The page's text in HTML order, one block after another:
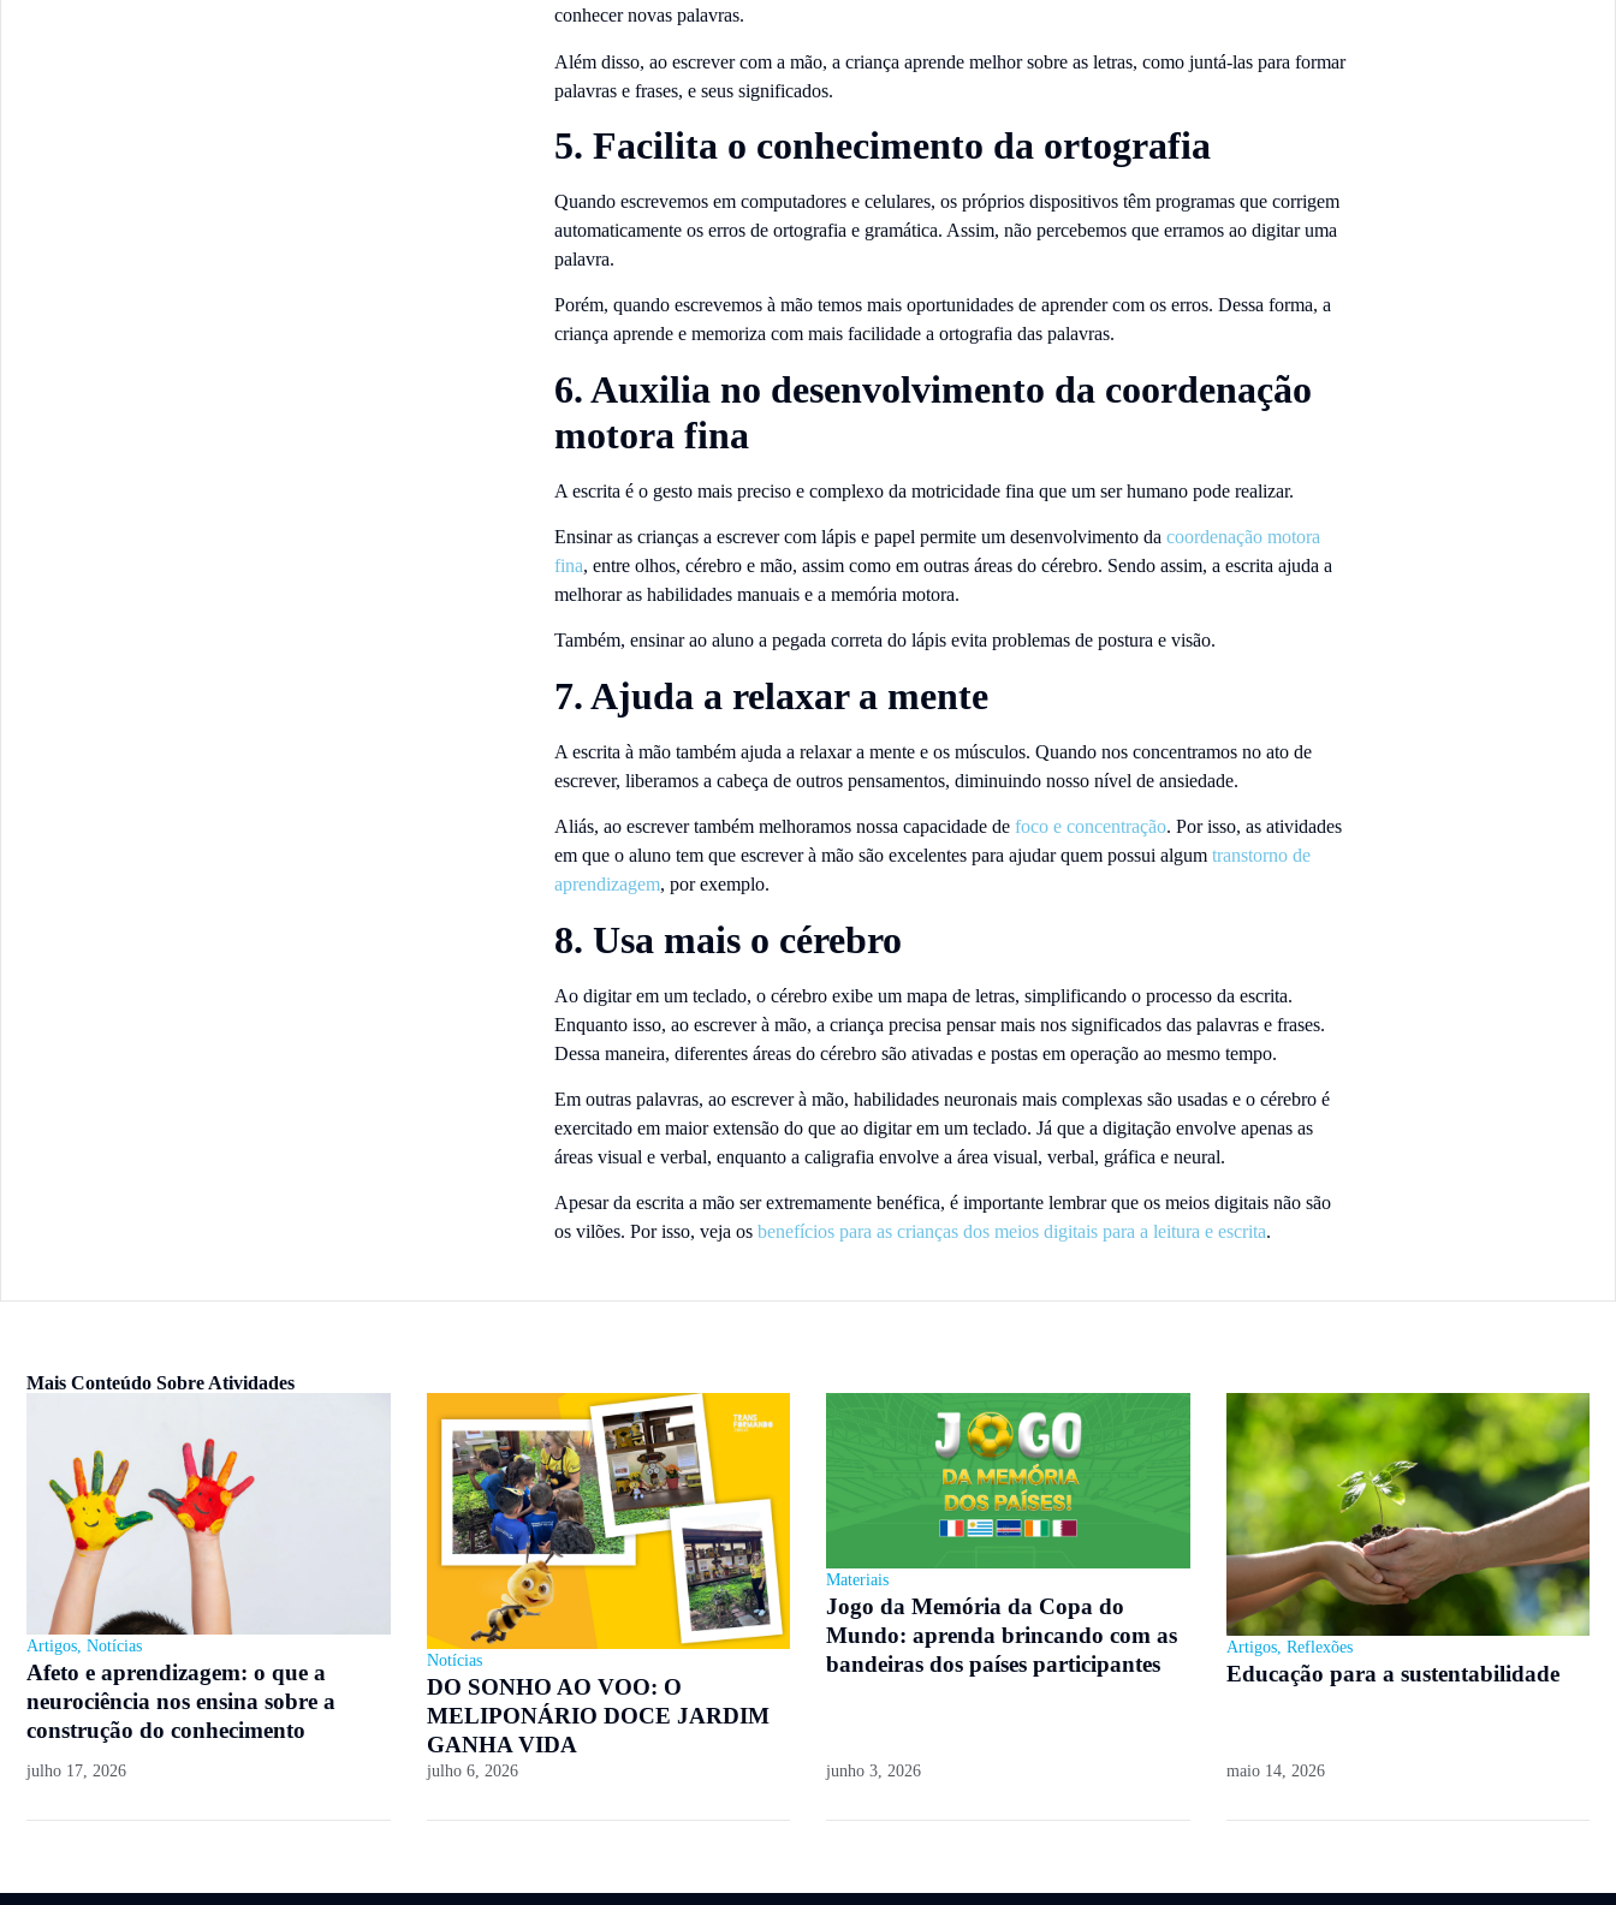
conhecer novas palavras.
Além disso, ao escrever com a mão, a criança aprende melhor sobre as letras, como juntá-las para formar
palavras e frases, e seus significados.
5. Facilita o conhecimento da ortografia
Quando escrevemos em computadores e celulares, os próprios dispositivos têm programas que corrigem
automaticamente os erros de ortografia e gramática. Assim, não percebemos que erramos ao digitar uma
palavra.
Porém, quando escrevemos à mão temos mais oportunidades de aprender com os erros. Dessa forma, a
criança aprende e memoriza com mais facilidade a ortografia das palavras.
6. Auxilia no desenvolvimento da coordenação
motora fina
A escrita é o gesto mais preciso e complexo da motricidade fina que um ser humano pode realizar.
Ensinar as crianças a escrever com lápis e papel permite um desenvolvimento da coordenação motora
fina, entre olhos, cérebro e mão, assim como em outras áreas do cérebro. Sendo assim, a escrita ajuda a
melhorar as habilidades manuais e a memória motora.
Também, ensinar ao aluno a pegada correta do lápis evita problemas de postura e visão.
7. Ajuda a relaxar a mente
A escrita à mão também ajuda a relaxar a mente e os músculos. Quando nos concentramos no ato de
escrever, liberamos a cabeça de outros pensamentos, diminuindo nosso nível de ansiedade.
Aliás, ao escrever também melhoramos nossa capacidade de foco e concentração. Por isso, as atividades
em que o aluno tem que escrever à mão são excelentes para ajudar quem possui algum transtorno de
aprendizagem, por exemplo.
8. Usa mais o cérebro
Ao digitar em um teclado, o cérebro exibe um mapa de letras, simplificando o processo da escrita.
Enquanto isso, ao escrever à mão, a criança precisa pensar mais nos significados das palavras e frases.
Dessa maneira, diferentes áreas do cérebro são ativadas e postas em operação ao mesmo tempo.
Em outras palavras, ao escrever à mão, habilidades neuronais mais complexas são usadas e o cérebro é
exercitado em maior extensão do que ao digitar em um teclado. Já que a digitação envolve apenas as
áreas visual e verbal, enquanto a caligrafia envolve a área visual, verbal, gráfica e neural.
Apesar da escrita a mão ser extremamente benéfica, é importante lembrar que os meios digitais não são
os vilões. Por isso, veja os benefícios para as crianças dos meios digitais para a leitura e escrita.
Mais Conteúdo Sobre Atividades
Artigos, Notícias
Afeto e aprendizagem: o que a
neurociência nos ensina sobre a
construção do conhecimento
julho 17, 2026
Notícias
DO SONHO AO VOO: O
MELIPONÁRIO DOCE JARDIM
GANHA VIDA
julho 6, 2026
Materiais
Jogo da Memória da Copa do
Mundo: aprenda brincando com as
bandeiras dos países participantes
junho 3, 2026
Artigos, Reflexões
Educação para a sustentabilidade
maio 14, 2026